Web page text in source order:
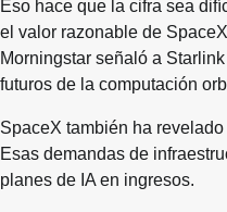
Eso hace que la cifra sea
el valor razonable de
Morningstar señaló a
futuros de la computación
SpaceX también ha
Esas demandas de
planes de IA en ingresos.